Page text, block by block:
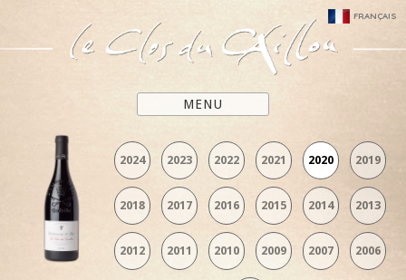
FRANÇAIS
MENU
2024 2023 2022 2021 2020 2019
2018 2017 2016 2015 2014 2013
2012 2011 2010 2009 2007 2006